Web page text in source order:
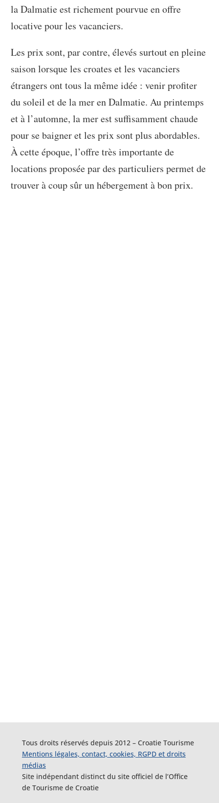
la Dalmatie est richement pourvue en offre
locative pour les vacanciers.
Les prix sont, par contre, élevés surtout en pleine
saison lorsque les croates et les vacanciers
étrangers ont tous la même idée : venir profiter
du soleil et de la mer en Dalmatie. Au printemps
et à l’automne, la mer est suffisamment chaude
pour se baigner et les prix sont plus abordables.
À cette époque, l’offre très importante de
locations proposée par des particuliers permet de
trouver à coup sûr un hébergement à bon prix.
Tous droits réservés depuis 2012 – Croatie Tourisme
Mentions légales, contact, cookies, RGPD et droits
médias
Site indépendant distinct du site officiel de l’Office
de Tourisme de Croatie